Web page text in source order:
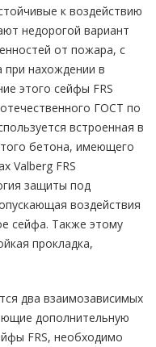
к воздействию
недорогой вариант
от пожара, с
при нахождении в
этого сейфы FRS
ГОСТ по
встроенная в
бетона, имеющего
Valberg FRS
защиты под
воздействия
сейфа. Также этому
прокладка,
два взаимозависимых
дополнительную
FRS, необходимо